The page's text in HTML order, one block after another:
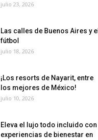
julio 23, 2026
Las calles de Buenos Aires y el
fútbol
julio 18, 2026
¡Los resorts de Nayarit, entre
los mejores de México!
julio 10, 2026
Eleva el lujo todo incluido con
experiencias de bienestar en